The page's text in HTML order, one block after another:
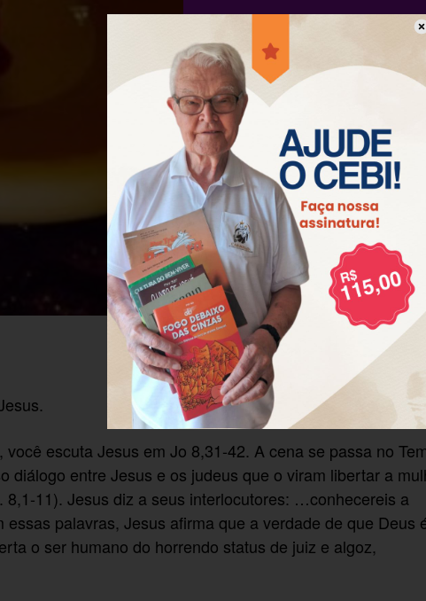
escuta Jesus em Jo 8,31-42. A cena se passa no
diálogo entre Jesus e os judeus que o viram libertar a
8,1-11). Jesus diz a seus interlocutores: …conhecereis a
palavras, Jesus afirma que a verdade de que Deus
o ser humano do horrendo status de juiz e algoz,